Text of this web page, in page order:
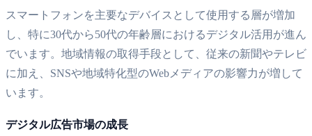
スマートフォンを主要なデバイスとして使用する層が増加
し、特に30代から50代の年齢層におけるデジタル活用が進ん
でいます。地域情報の取得手段として、従来の新聞やテレビ
に加え、SNSや地域特化型のWebメディアの影響力が増して
います。
デジタル広告市場の成長